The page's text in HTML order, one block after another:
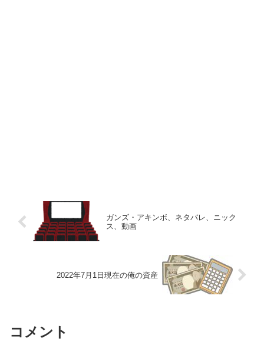
ガンズ・アキンボ、ネタバレ、ニック
ス、動画
2022年7月1日現在の俺の資産
コメント